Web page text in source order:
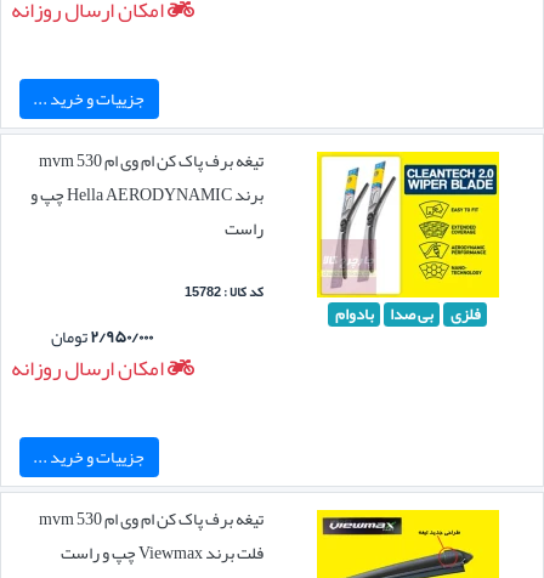
امکان ارسال روزانه
جزییات و خرید ...
فلزی بی صدا بادوام
تیغه برف پاک کن ام وی ام mvm 530
برند Hella AERODYNAMIC چپ و
راست
کد کالا : 15782
۲/۹۵۰/۰۰۰تومان
امکان ارسال روزانه
جزییات و خرید ...
تیغه برف پاک کن ام وی ام mvm 530
فلت برند Viewmax چپ و راست